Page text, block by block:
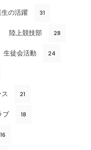
の活躍 31
陸上競技部 28
生徒会活動 24
21
ブ 18
16